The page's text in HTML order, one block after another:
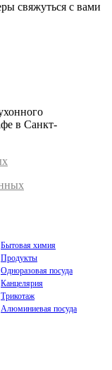
свяжуться с вами
в Санкт-
Бытовая химия
Продукты
Одноразовая посуда
Канцелярия
Трикотаж
Алюминиевая посуда